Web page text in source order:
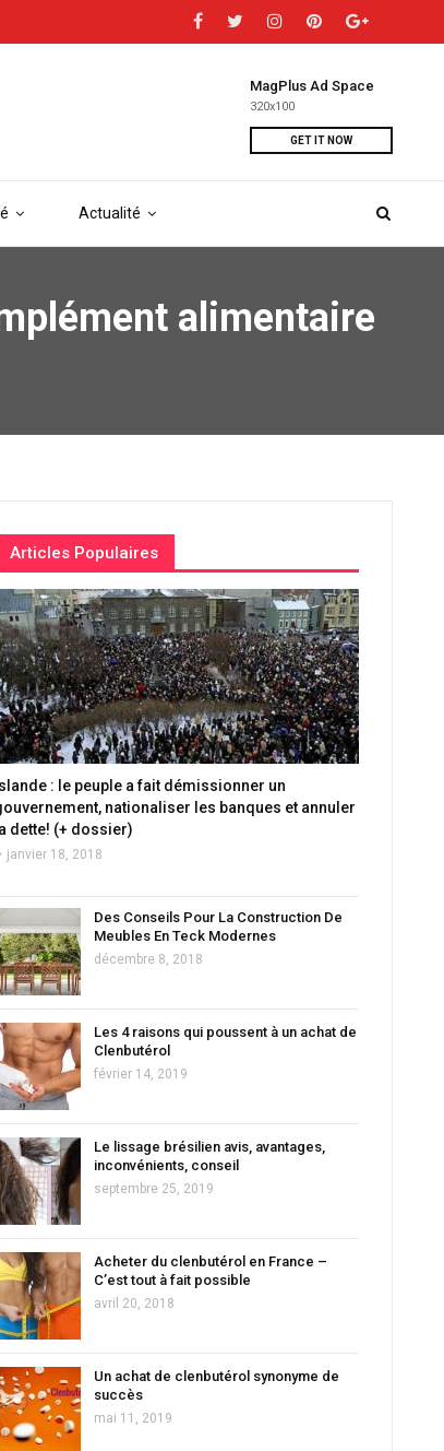
Actualité
MagPlus Ad Space
320x100
GET IT NOW
alimentaire
Articles Populaires
Islande : le peuple a fait démissionner un
nationaliser les banques et annuler
la dette! (+ dossier)
janvier 18, 2018
Des Conseils Pour La Construction De
Meubles En Teck Modernes
décembre 8, 2018
Les 4 raisons qui poussent à un achat de
Clenbutérol
février 14, 2019
Le lissage brésilien avis, avantages,
inconvénients, conseil
septembre 25, 2019
Acheter du clenbutérol en France –
C’est tout à fait possible
avril 20, 2018
Un achat de clenbutérol synonyme de
succès
mai 11, 2019